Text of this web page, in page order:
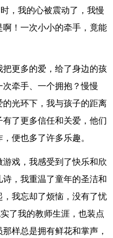
，我的心被震动了，我慢
！一次小小的牵手，竟能
更多的爱，给了身边的孩
牵手、一个拥抱？慢慢
光环下，我与孩子的距离
了更多信任和关爱，他们
便也多了许多乐趣。
戏，我感受到了快乐和欣
，我重温了童年的圣洁和
我忘却了烦恼，没有了忧
了我的教师生涯，也装点
样总是拥有鲜花和掌声，